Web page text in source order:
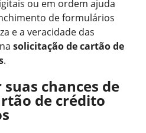
ou em ordem ajuda
de formulários
e a veracidade das
solicitação de cartão de
.
chances de
de crédito